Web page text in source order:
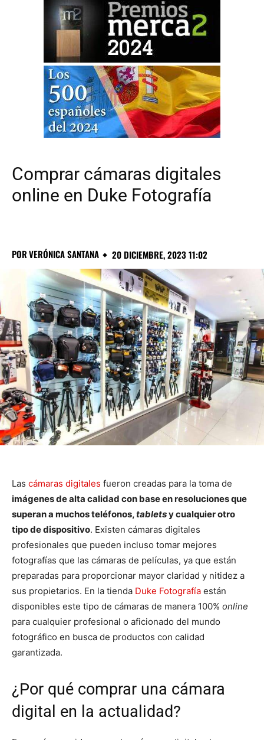
Comprar cámaras digitales
online en Duke Fotografía
PORVERÓNICA SANTANA 20 DICIEMBRE, 2023 11:02
Las cámaras digitales fueron creadas para la toma de
imágenes de alta calidad con base en resoluciones que
superan a muchos teléfonos,tabletsy cualquier otro
tipo de dispositivo. Existen cámaras digitales
profesionales que pueden incluso tomar mejores
fotografías que las cámaras de películas, ya que están
preparadas para proporcionar mayor claridad y nitidez a
sus propietarios. En la tienda Duke Fotografía están
disponibles este tipo de cámaras de manera 100% online
para cualquier profesional o aficionado del mundo
fotográfico en busca de productos con calidad
garantizada.
¿Por qué comprar una cámara
digital en la actualidad?